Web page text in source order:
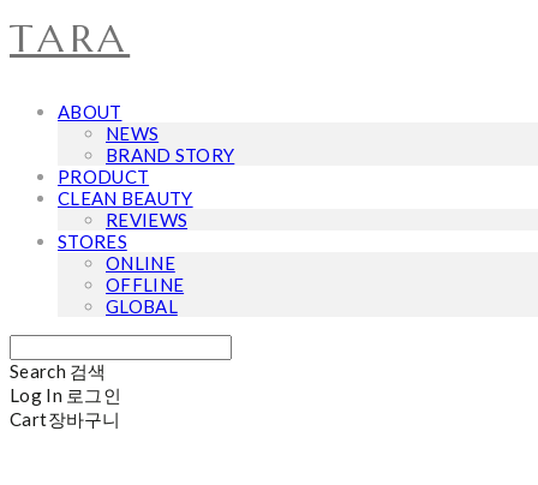
TARA
ABOUT
NEWS
BRAND STORY
PRODUCT
CLEAN BEAUTY
REVIEWS
STORES
ONLINE
OFFLINE
GLOBAL
Search 검색
Log In 로그인
Cart장바구니